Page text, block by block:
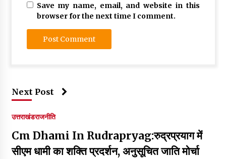
Save my name, email, and website in this
browser for the next time I comment.
Next Post
उत्तराखंडराजनीति
Cm Dhami In Rudrapryag:रुद्रप्रयाग में
सीएम धामी का शक्ति प्रदर्शन, अनुसूचित जाति मोर्चा